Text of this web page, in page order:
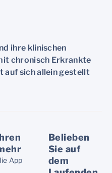
ihre klinischen
chronisch Erkrankte
auf sich allein gestellt
App
Belieben
Sie auf
dem